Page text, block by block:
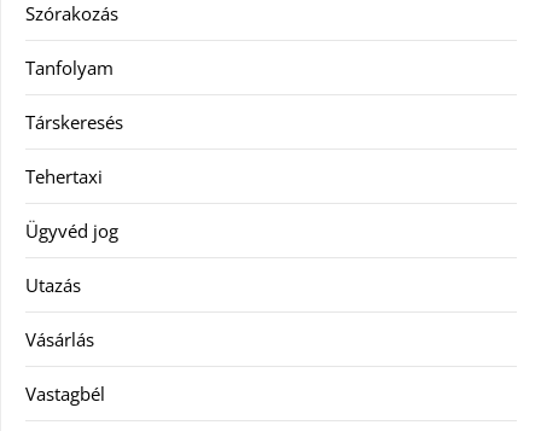
Szórakozás
Tanfolyam
Társkeresés
Tehertaxi
Ügyvéd jog
Utazás
Vásárlás
Vastagbél